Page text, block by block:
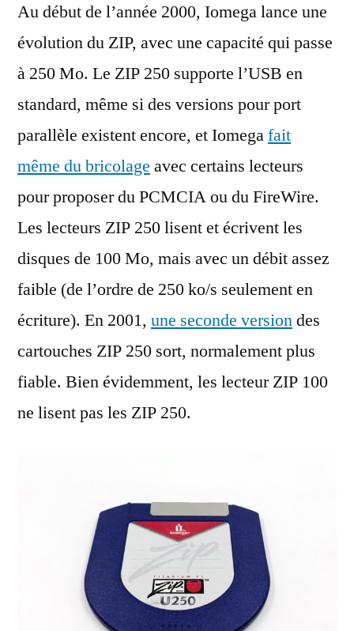
Au début de l’année 2000, Iomega lance une
évolution du ZIP, avec une capacité qui passe
à 250 Mo. Le ZIP 250 supporte l’USB en
standard, même si des versions pour port
parallèle existent encore, et Iomegafait
même du bricolage avec certains lecteurs
pour proposer du PCMCIA ou du FireWire.
Les lecteurs ZIP 250 lisent et écrivent les
disques de 100 Mo, mais avec un débit assez
faible (de l’ordre de 250 ko/s seulement en
écriture). En 2001, une seconde versiondes
cartouches ZIP 250 sort, normalement plus
fiable. Bien évidemment, les lecteur ZIP 100
ne lisent pas les ZIP 250.